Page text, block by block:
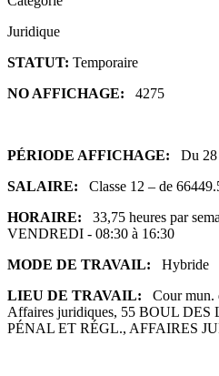
Juridique
STATUT: Temporaire
NO AFFICHAGE: 4275
PÉRIODE AFFICHAGE: Du 28
SALAIRE: Classe 12 – de
HORAIRE: 33,75 heures par
VENDREDI - 08:30 à 16:30
MODE DE TRAVAIL: Hybride
LIEU DE TRAVAIL: Cour mun.
Affaires juridiques, 55 BOUL
PÉNAL ET RÉGL., AFFAIRES